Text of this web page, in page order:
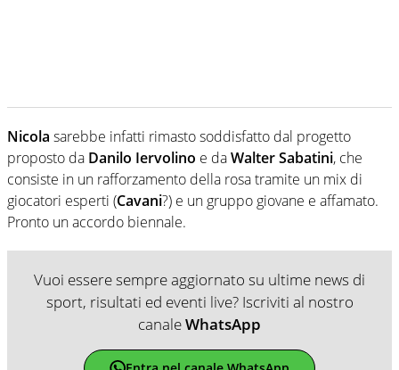
Nicola sarebbe infatti rimasto soddisfatto dal progetto
proposto da Danilo Iervolino e daWalter Sabatini, che
consiste in un rafforzamento della rosa tramite un mix di
giocatori esperti (Cavani?) e un gruppo giovane e affamato.
Pronto un accordo biennale.
Vuoi essere sempre aggiornato su ultime news di
sport, risultati ed eventi live? Iscriviti al nostro
canaleWhatsApp